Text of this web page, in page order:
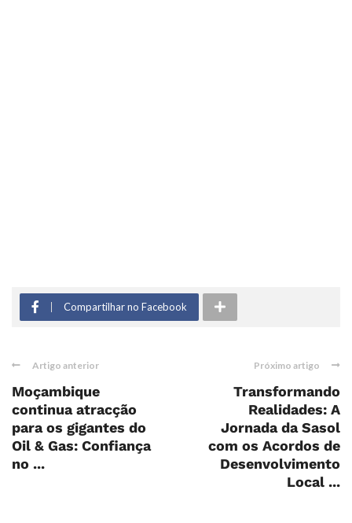
Compartilhar no Facebook
Artigo anterior
Moçambique
continua atracção
para os gigantes do
Oil & Gas: Confiança
no ...
Próximo artigo
Transformando
Realidades: A
Jornada da Sasol
com os Acordos de
Desenvolvimento
Local ...